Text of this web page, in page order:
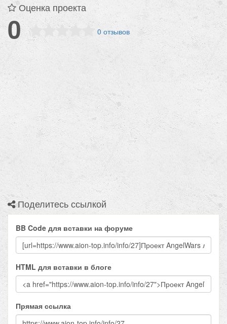
Оценка проекта
0 0 отзывов
Поделитесь ссылкой
BB Code для вставки на форуме
HTML для вставки в блоге
Прямая ссылка